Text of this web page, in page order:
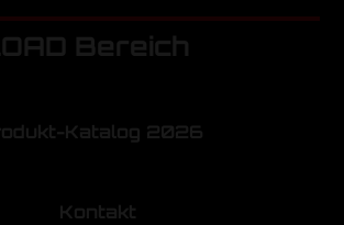
Bereich
Katalog 2026
Kontakt